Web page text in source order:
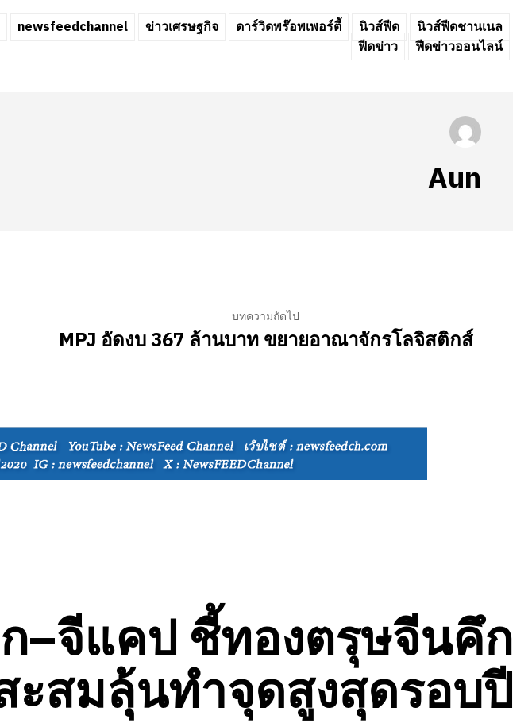
newsfeedchannel ข่าวเศรษฐกิจ ดาร์วิดพร๊อพเพอร์ตี้ นิวส์ฟีด
นิวส์ฟีดชานเนล
ฟีดข่าว
ฟีดข่าวออนไลน์
Aun
บทความถัดไป
MPJ อัดงบ 367 ล้านบาท ขยายอาณาจักรโลจิสติกส์